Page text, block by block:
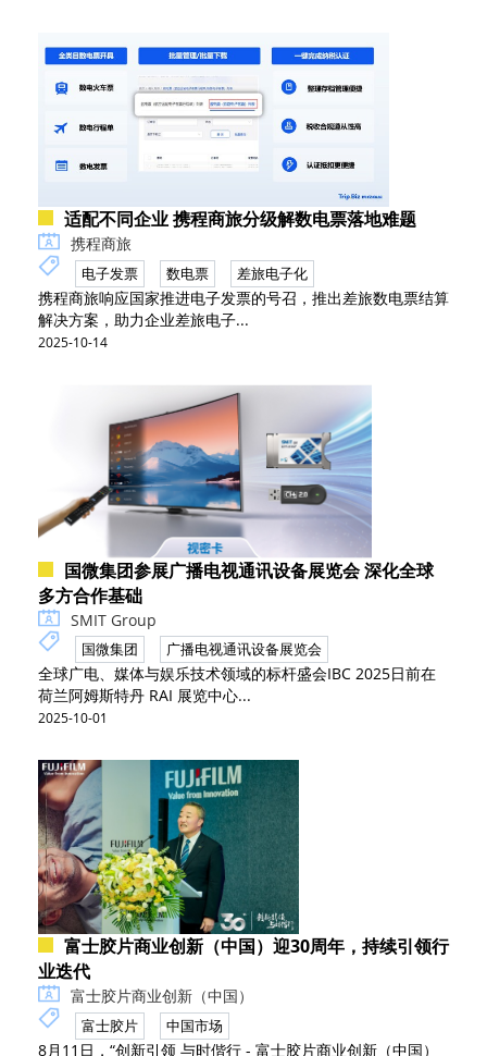
适配不同企业 携程商旅分级解数电票落地难题
携程商旅
电子发票 数电票 差旅电子化
携程商旅响应国家推进电子发票的号召，推出差旅数电票结算
解决方案，助力企业差旅电子...
2025-10-14
国微集团参展广播电视通讯设备展览会 深化全球
多方合作基础
SMIT Group
国微集团 广播电视通讯设备展览会
全球广电、媒体与娱乐技术领域的标杆盛会IBC 2025日前在
荷兰阿姆斯特丹 RAI 展览中心...
2025-10-01
富士胶片商业创新（中国）迎30周年，持续引领行
业迭代
富士胶片商业创新（中国）
富士胶片 中国市场
8月11日，“创新引领 与时偕行 - 富士胶片商业创新（中国）